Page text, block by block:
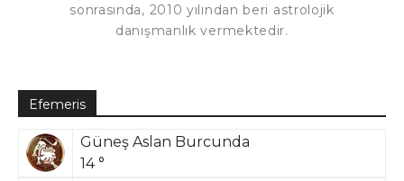
sonrasında, 2010 yılından beri astrolojik
danışmanlık vermektedir.
Efemeris
Güneş Aslan Burcunda
14 °